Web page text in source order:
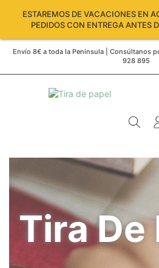
ESTAREMOS DE VACACIONES EN
PEDIDOS CON ENTREGA ANTES
Envío 8€ a toda la Península | Consúltanos
928 895
Tira De